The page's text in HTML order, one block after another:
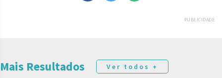
PUBLICIDADE
Mais Resultados Ver todos +